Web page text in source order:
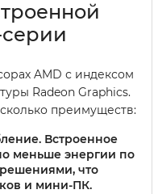
AMD с индексом
Radeon Graphics.
преимуществ:
Встроенное
меньше энергии по
что
и мини-ПК.